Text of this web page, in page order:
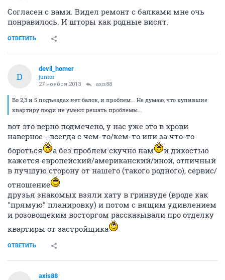
Согласен с вами. Видел ремонт с балками мне очь
понравилось. И шторы как родные висят.
ОТВЕТИТЬ
D
devil_homer
junior
27 ноября 2013 axis88
Во 2,3 и 5 подъездах нет балок, и проблем... Не думаю, что купившие
квартиру люди не умеют решать проблемы...
вот это верно подмечено, у нас уже это в крови
наверное - всегда с чем-то/кем-то или за что-то
бороться
а без проблем скучно нам
и дикостью
кажется европейский/американский/иной, отличный
в лучшую сторону от нашего (такого родного), сервис/
отношение
друзья знакомых взяли хату в гринвуде (вроде как
"прямую" планировку) и потом с вящим удивлением
и розовощеким восторгом рассказывали про отделку
квартиры от застройщика
ОТВЕТИТЬ
axis88